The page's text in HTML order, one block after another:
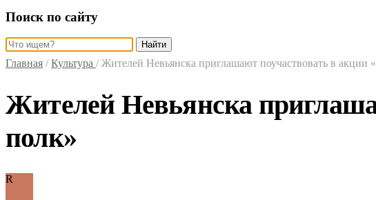
Поиск по сайту
Найти
Главная / Культура / Жителей Невьянска приглашают поучаствовать в акции
Жителей Невьянска
полк»
R